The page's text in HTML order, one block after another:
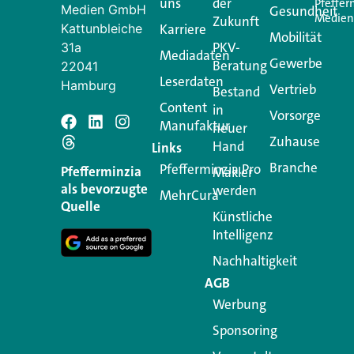
Schreiben
Ihre E-Mail-Adresse wird
Kommentar
Medien GmbH
Kattunbleiche
31a
22041
Hamburg
Pfefferminzia
als bevorzugte
Quelle
Karriere
Mediadaten
Leserdaten
Content
Manufaktur
Links
Pfefferminzia.Pro
MehrCura
Zukunft
PKV-
Beratung
Bestand
in
neuer
Hand
Makler
werden
Künstliche
Intelligenz
Nachhaltigkeit
AGB
Werbung
Sponsoring
Gesundheit
Mobilität
Gewerbe
Vertrieb
Vorsorge
Zuhause
Branche